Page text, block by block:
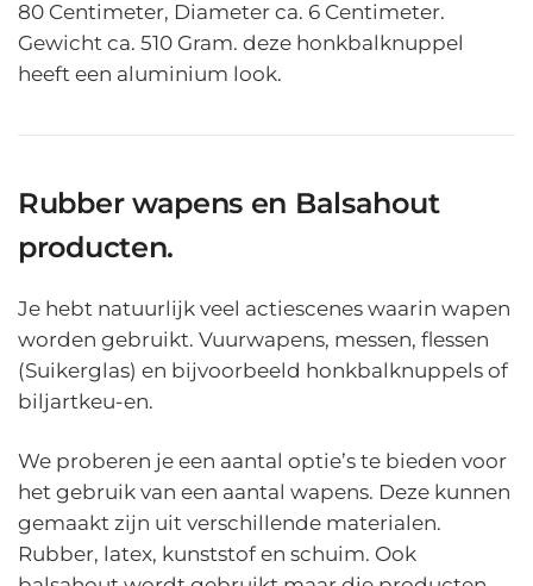
80 Centimeter, Diameter ca. 6 Centimeter.
Gewicht ca. 510 Gram. deze honkbalknuppel
heeft een aluminium look.
Rubber wapens en Balsahout
producten.
Je hebt natuurlijk veel actiescenes waarin wapen
worden gebruikt. Vuurwapens, messen, flessen
(Suikerglas) en bijvoorbeeld honkbalknuppels of
biljartkeu-en.
We proberen je een aantal optie’s te bieden voor
het gebruik van een aantal wapens. Deze kunnen
gemaakt zijn uit verschillende materialen.
Rubber, latex, kunststof en schuim. Ook